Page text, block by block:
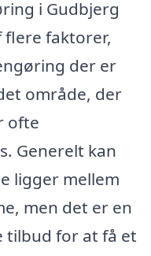
i Gudbjerg
faktorer,
der er
område, der
ofte
Generelt kan
ligger mellem
men det er en
tilbud for at få et